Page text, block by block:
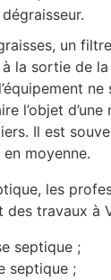
un
la sortie de
ne
l’objet d’une
Il est
moyenne.
les
des travaux à
septique ;
septique ;